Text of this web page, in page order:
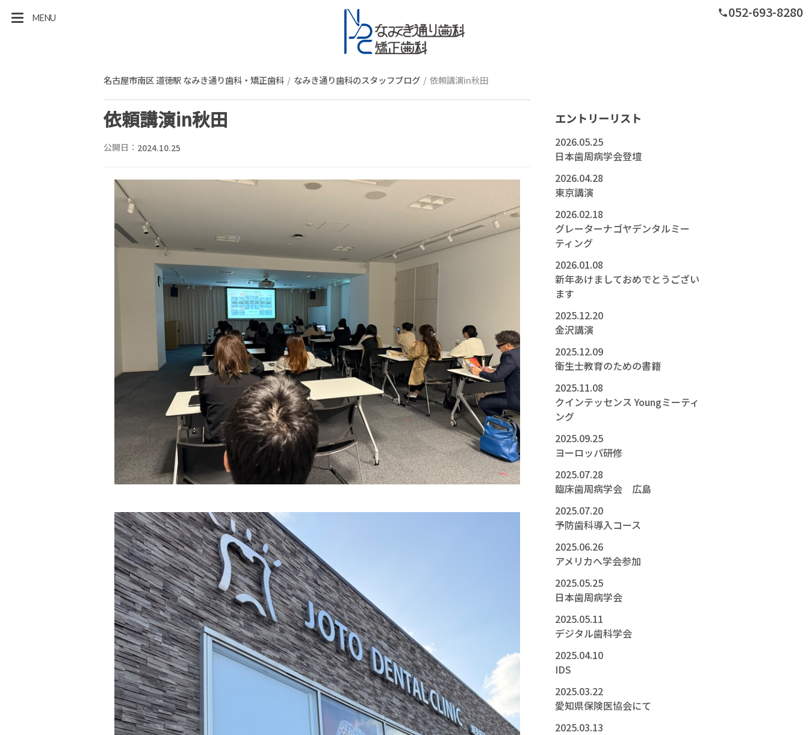
MENU phone052-693-8280
名古屋市南区 道徳駅 なみき通り歯科・矯正歯科 なみき通り歯科のスタッフブログ 依頼講演in秋田
依頼講演in秋田
公開日： 2024.10.25
エントリーリスト
2026.05.25
日本歯周病学会登壇
2026.04.28
東京講演
2026.02.18
グレーターナゴヤデンタルミー
ティング
2026.01.08
新年あけましておめでとうござい
ます
2025.12.20
金沢講演
2025.12.09
衛生士教育のための書籍
2025.11.08
クインテッセンス Youngミーティ
ング
2025.09.25
ヨーロッパ研修
2025.07.28
臨床歯周病学会 広島
2025.07.20
予防歯科導入コース
2025.06.26
アメリカへ学会参加
2025.05.25
日本歯周病学会
2025.05.11
デジタル歯科学会
2025.04.10
IDS
2025.03.22
愛知県保険医協会にて
2025.03.13